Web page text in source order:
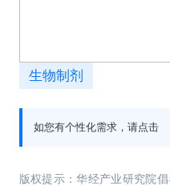
生物制剂
如您有个性化需求，请点击
版权提示：华经产业研究院